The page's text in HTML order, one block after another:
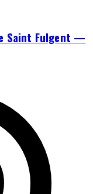
Saint Fulgent —